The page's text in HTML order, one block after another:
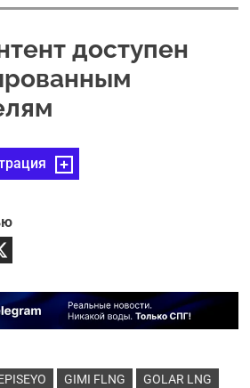
доступен
GIMI FLNG
GOLAR LNG